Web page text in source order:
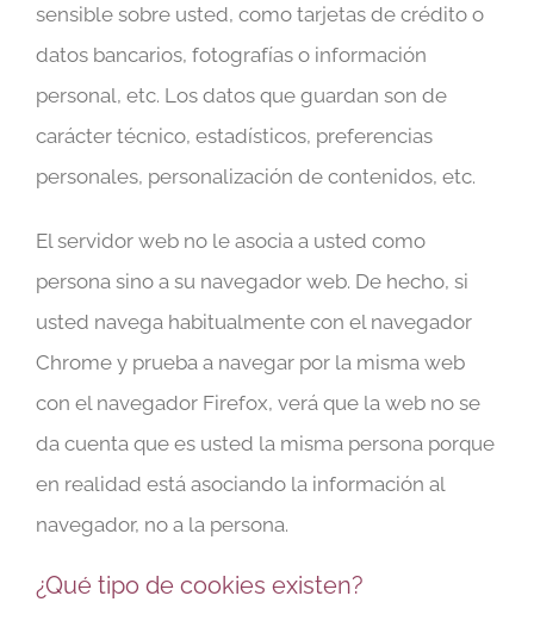
sensible sobre usted, como tarjetas de crédito o
datos bancarios, fotografías o información
personal, etc. Los datos que guardan son de
carácter técnico, estadísticos, preferencias
personales, personalización de contenidos, etc.
El servidor web no le asocia a usted como
persona sino a su navegador web. De hecho, si
usted navega habitualmente con el navegador
Chrome y prueba a navegar por la misma web
con el navegador Firefox, verá que la web no se
da cuenta que es usted la misma persona porque
en realidad está asociando la información al
navegador, no a la persona.
¿Qué tipo de cookies existen?